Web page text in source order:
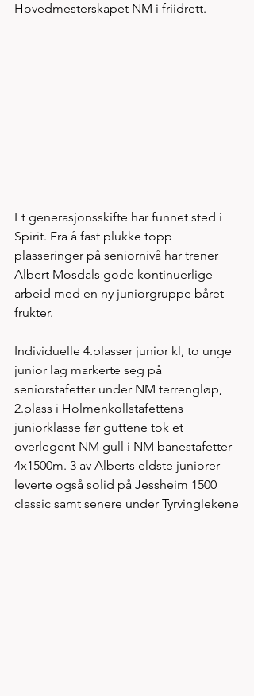
Hovedmesterskapet NM i friidrett.
Et generasjonsskifte har funnet sted i
Spirit. Fra å fast plukke topp
plasseringer på seniornivå har trener
Albert Mosdals gode kontinuerlige
arbeid med en ny juniorgruppe båret
frukter.
Individuelle 4.plasser junior kl, to unge
junior lag markerte seg på
seniorstafetter under NM terrengløp,
2.plass i Holmenkollstafettens
juniorklasse før guttene tok et
overlegent NM gull i NM banestafetter
4x1500m. 3 av Alberts eldste juniorer
leverte også solid på Jessheim 1500
classic samt senere under Tyrvinglekene